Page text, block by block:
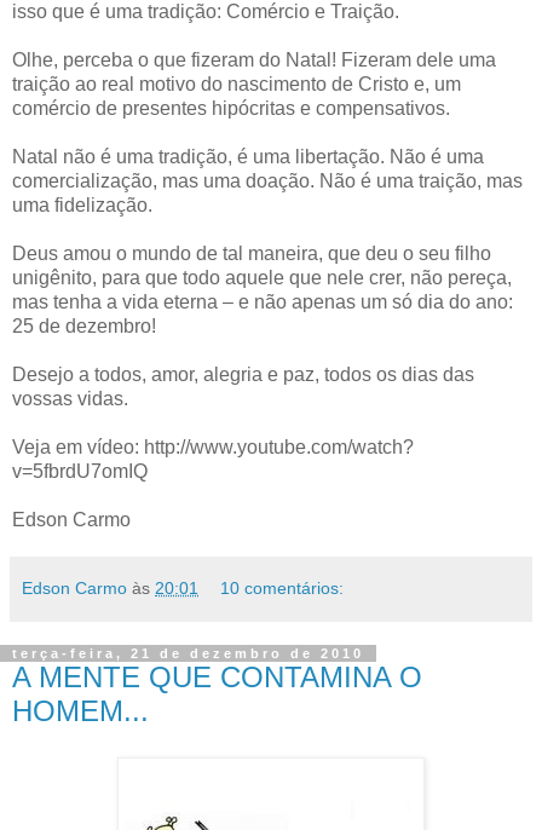
isso que é uma tradição: Comércio e Traição.
Olhe, perceba o que fizeram do Natal! Fizeram dele uma
traição ao real motivo do nascimento de Cristo e, um
comércio de presentes hipócritas e compensativos.
Natal não é uma tradição, é uma libertação. Não é uma
comercialização, mas uma doação. Não é uma traição, mas
uma fidelização.
Deus amou o mundo de tal maneira, que deu o seu filho
unigênito, para que todo aquele que nele crer, não pereça,
mas tenha a vida eterna – e não apenas um só dia do ano:
25 de dezembro!
Desejo a todos, amor, alegria e paz, todos os dias das
vossas vidas.
Veja em vídeo: http://www.youtube.com/watch?
v=5fbrdU7omIQ
Edson Carmo
Edson Carmo às 20:01 10 comentários:
terça-feira, 21 de dezembro de 2010
A MENTE QUE CONTAMINA O
HOMEM...